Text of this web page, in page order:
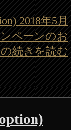
2018年5月
ペーンのお
続きを読む